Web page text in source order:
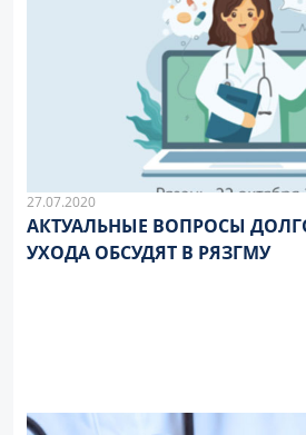
27.07.2020
АКТУАЛЬНЫЕ ВОПРОСЫ
УХОДА ОБСУДЯТ В РЯЗГМУ